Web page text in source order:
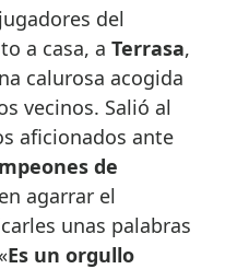
del
a casa, a Terrasa,
calurosa acogida
vecinos. Salió al
aficionados ante
de
agarrar el
unas palabras
Es un orgullo